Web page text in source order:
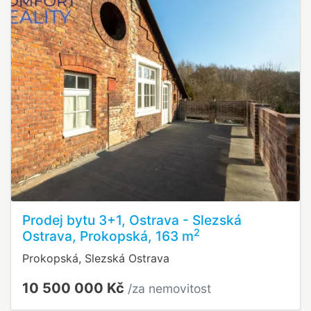
Prodej bytu 3+1, Ostrava - Slezská
Ostrava, Prokopská, 163 m2
Prokopská, Slezská Ostrava
10 500 000 Kč /za nemovitost